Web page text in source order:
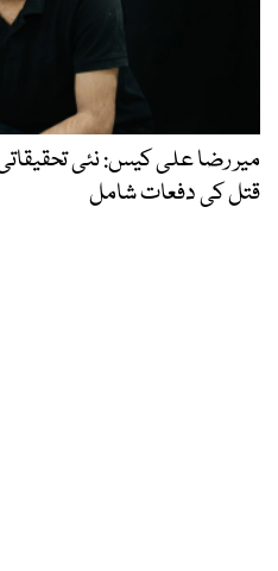
میر رضا علی کیس: نئی
قتل کی دفعات شامل